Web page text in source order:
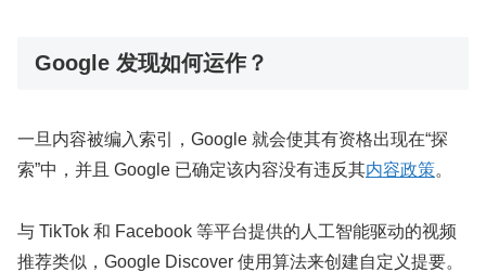
Google 发现如何运作？
一旦内容被编入索引，Google 就会使其有资格出现在“探
索”中，并且 Google 已确定该内容没有违反其内容政策。
与 TikTok 和 Facebook 等平台提供的人工智能驱动的视频
推荐类似，Google Discover 使用算法来创建自定义提要。